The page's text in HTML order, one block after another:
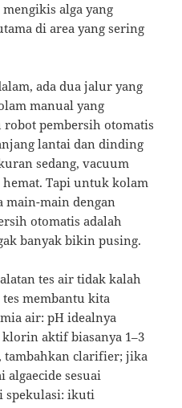
alga yang
di area yang sering
ada dua jalur yang
manual yang
pembersih otomatis
lantai dan dinding
sedang, vacuum
Tapi untuk kolam
main-main dengan
otomatis adalah
banyak bikin pusing.
tes air tidak kalah
membantu kita
air: pH idealnya
klorin aktif biasanya 1–3
tambahkan clarifier; jika
algaecide sesuai
spekulasi: ikuti